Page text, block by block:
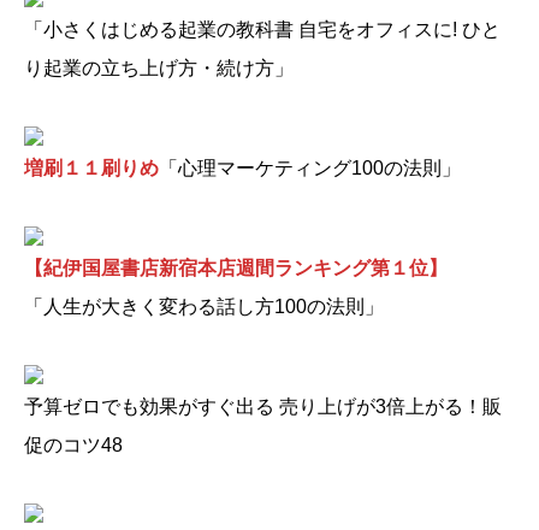
「小さくはじめる起業の教科書 自宅をオフィスに! ひと
り起業の立ち上げ方・続け方」
増刷１１刷りめ 「心理マーケティング100の法則」
【紀伊国屋書店新宿本店週間ランキング第１位】
「人生が大きく変わる話し方100の法則」
予算ゼロでも効果がすぐ出る 売り上げが3倍上がる！販
促のコツ48